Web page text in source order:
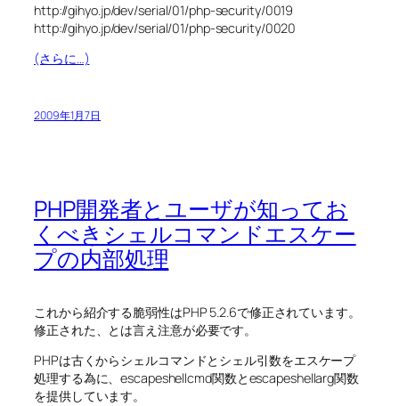
http://gihyo.jp/dev/serial/01/php-security/0019
http://gihyo.jp/dev/serial/01/php-security/0020
(さらに…)
2009年1月7日
PHP開発者とユーザが知ってお
くべきシェルコマンドエスケー
プの内部処理
これから紹介する脆弱性はPHP 5.2.6で修正されています。
修正された、とは言え注意が必要です。
PHPは古くからシェルコマンドとシェル引数をエスケープ
処理する為に、escapeshellcmd関数とescapeshellarg関数
を提供しています。